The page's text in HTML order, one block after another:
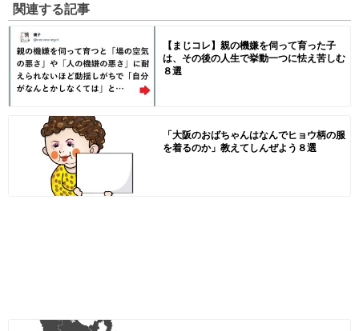
関連する記事
【まじコレ】親の機嫌を伺って育った子
は、その後の人生で挙動一つに怯え苦しむ
８選
「大阪のおばちゃんはなんでヒョウ柄の服
を着るのか」教えてしんぜよう８選